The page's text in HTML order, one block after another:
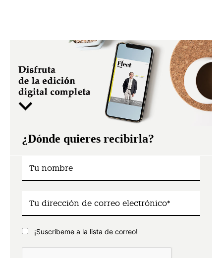
¿Dónde quieres recibirla?
¡Suscríbeme a la lista de correo!